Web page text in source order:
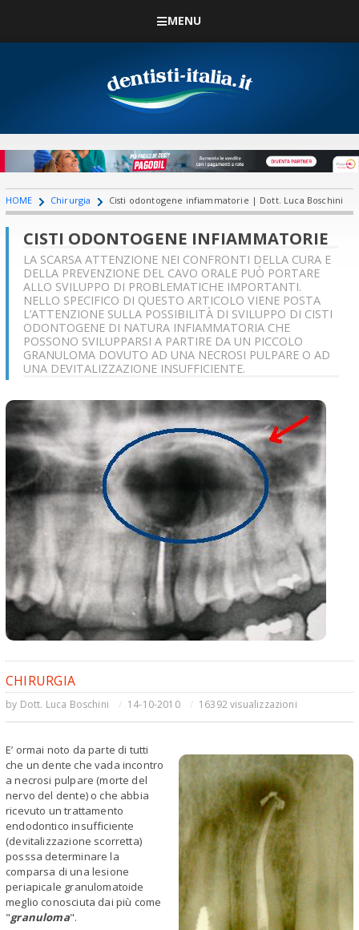
MENU
HOME Chirurgia Cisti odontogene infiammatorie | Dott. Luca Boschini
CISTI ODONTOGENE INFIAMMATORIE
LA SCARSA ATTENZIONE NEI CONFRONTI DELLA CURA E
DELLA PREVENZIONE DEL CAVO ORALE PUÒ PORTARE
ALLO SVILUPPO DI PROBLEMATICHE IMPORTANTI.
NELLO SPECIFICO DI QUESTO ARTICOLO VIENE POSTA
L’ATTENZIONE SULLA POSSIBILITÀ DI SVILUPPO DI CISTI
ODONTOGENE DI NATURA INFIAMMATORIA CHE
POSSONO SVILUPPARSI A PARTIRE DA UN PICCOLO
GRANULOMA DOVUTO AD UNA NECROSI PULPARE O AD
UNA DEVITALIZZAZIONE INSUFFICIENTE.
CHIRURGIA
by Dott. Luca Boschini 14-10-2010 16392 visualizzazioni
E’ ormai noto da parte di tutti
che un dente che vada incontro
a necrosi pulpare (morte del
nervo del dente) o che abbia
ricevuto un trattamento
endodontico insufficiente
(devitalizzazione scorretta)
posssa determinare la
comparsa di una lesione
periapicale granulomatoide
meglio conosciuta dai più come
"granuloma".